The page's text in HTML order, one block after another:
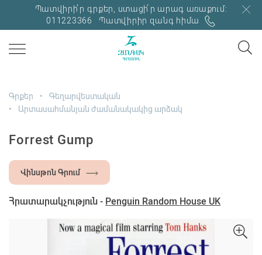
Պատվիրի՛ր գրքեր, ստացի՛ր արագ առաքում:
011223366
Պատվիրիր զանգ հիմա
Գրքեր
Գեղարվեստական
Արտասահմանյան ժամանակակից արձակ
Forrest Gump
Վինսթոն Գրում
Հրատարակչություն - Penguin Random House UK